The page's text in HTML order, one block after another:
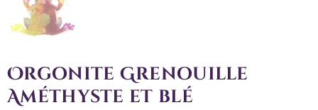
Orgonite Grenouille
Améthyste et blé